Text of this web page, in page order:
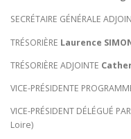
SECRÉTAIRE GÉNÉRALE
TRÉSORIÈRE Laurence
TRÉSORIÈRE ADJOINTE
VICE-PRÉSIDENTE
VICE-PRÉSIDENT DÉLÉGUÉ
Loire)